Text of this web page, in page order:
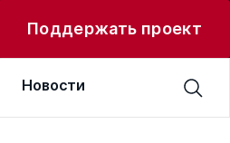
Поддержать проект
Новости